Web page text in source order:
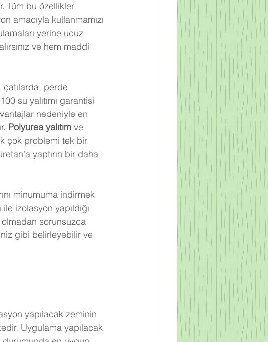
Tüm bu özellikler
amacıyla kullanmamızı
yerine ucuz
ve hem maddi
çatılarda, perde
su yalıtımı garantisi
nedeniyle en
Polyurea yalıtım ve
çok problemi tek bir
yaptırın bir daha
minumuma indirmek
izolasyon yapıldığı
olmadan sorunsuzca
gibi belirleyebilir ve
yapılacak zeminin
Uygulama yapılacak